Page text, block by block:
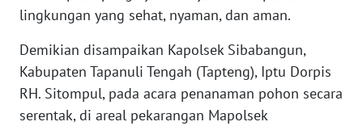
lingkungan yang sehat, nyaman, dan aman.
Demikian disampaikan Kapolsek Sibabangun,
Kabupaten Tapanuli Tengah (Tapteng), Iptu Dorpis
RH. Sitompul, pada acara penanaman pohon secara
serentak, di areal pekarangan Mapolsek
Wahana
News
Regional